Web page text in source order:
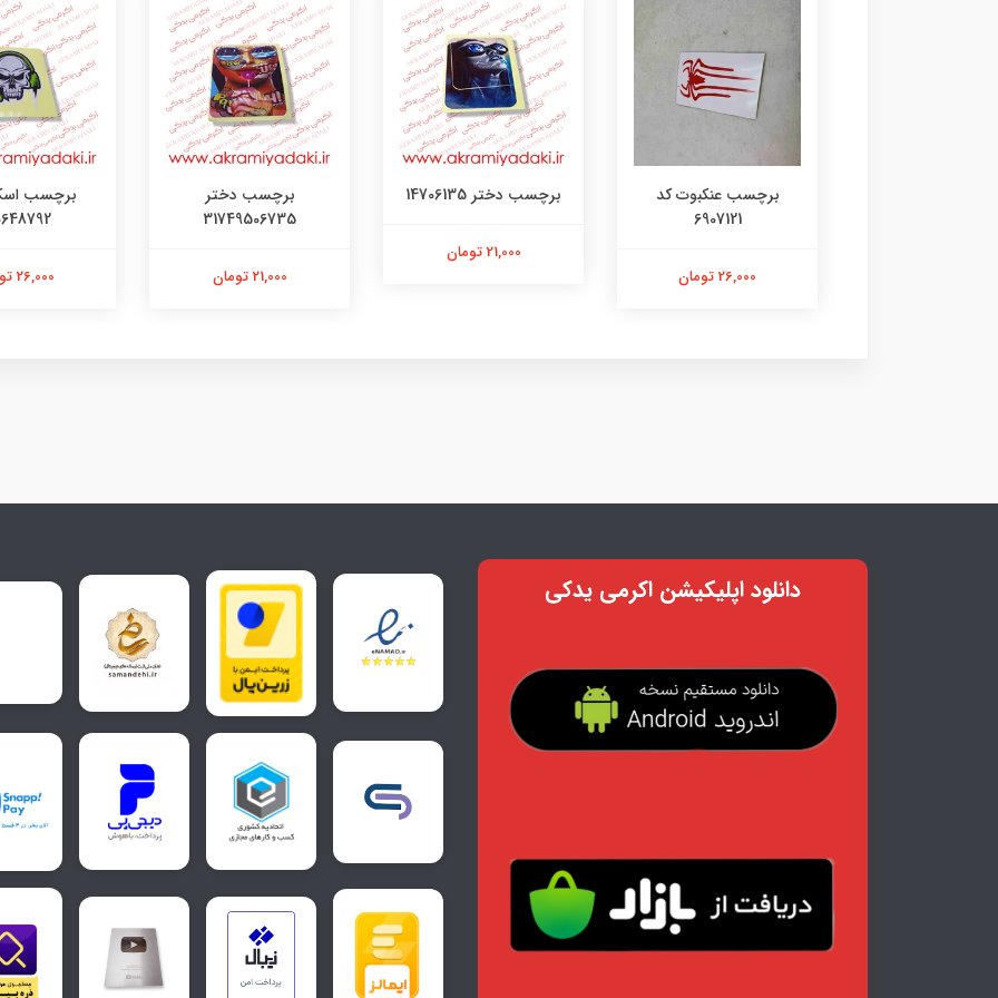
برچسب عنکبوت کد
6907121
26,000 تومان
برچسب دختر 14706135
21,000 تومان
برچسب دختر
31749506735
21,000 تومان
برچسب
26,000 تومان
دانلود اپلیکیشن اکرمی یدکی